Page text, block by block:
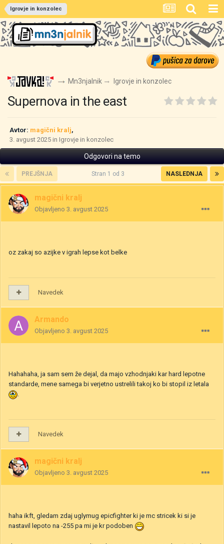
Igrovje in konzolec
Mn3njalnik Igrovje in konzolec
Supernova in the east
Avtor: magični kralj,
3. avgust 2025 in Igrovje in konzolec
Odgovori na temo
PREJŠNJA NASLEDNJA
Stran 1 od 3
magični kralj
Objavljeno 3. avgust 2025
oz zakaj so azijke v igrah lepse kot belke
Navedek
Armando
Objavljeno 3. avgust 2025
Hahahaha, ja sam sem že dejal, da majo vzhodnjaki kar hard lepotne
standarde, mene samega bi verjetno ustrelili takoj ko bi stopil iz letala
.
Navedek
magični kralj
Objavljeno 3. avgust 2025
haha ikft, gledam zdaj uglymug epicfighter ki je mc stricek ki si je
nastavil lepoto na -255 pa mi je kr podoben